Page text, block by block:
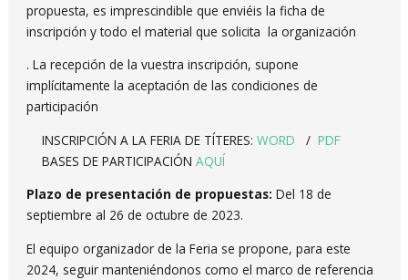
propuesta, es imprescindible que enviéis la ficha de
inscripción y todo el material que solicita la organización
. La recepción de la vuestra inscripción, supone
implícitamente la aceptación de las condiciones de
participación
INSCRIPCIÓN A LA FERIA DE TÍTERES: WORD / PDF
BASES DE PARTICIPACIÓN AQUÍ
Plazo de presentación de propuestas: Del 18 de
septiembre al 26 de octubre de 2023.
El equipo organizador de la Feria se propone, para este
2024, seguir manteniéndonos como el marco de referencia